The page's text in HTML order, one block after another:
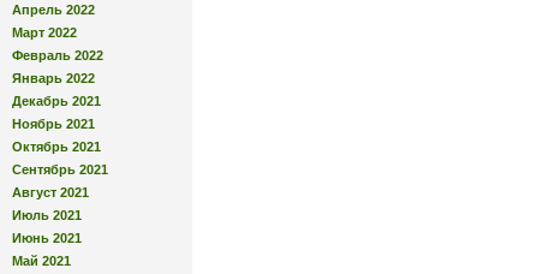
Апрель 2022
Март 2022
Февраль 2022
Январь 2022
Декабрь 2021
Ноябрь 2021
Октябрь 2021
Сентябрь 2021
Август 2021
Июль 2021
Июнь 2021
Май 2021